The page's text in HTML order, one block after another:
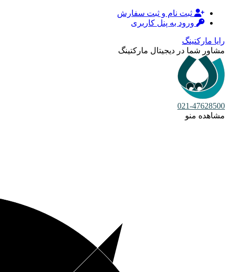
ثبت نام و ثبت سفارش
ورود به پنل کاربری
رایا مارکتینگ
مشاور شما در دیجیتال مارکتینگ
021-47628500
مشاهده منو